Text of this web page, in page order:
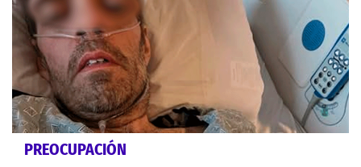
PREOCUPACIÓN